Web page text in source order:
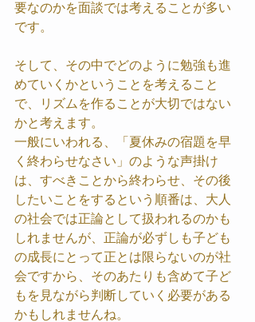
要なのかを面談では考えることが多い
です。
そして、その中でどのように勉強も進
めていくかということを考えること
で、リズムを作ることが大切ではない
かと考えます。
一般にいわれる、「夏休みの宿題を早
く終わらせなさい」のような声掛け
は、すべきことから終わらせ、その後
したいことをするという順番は、大人
の社会では正論として扱われるのかも
しれませんが、正論が必ずしも子ども
の成長にとって正とは限らないのが社
会ですから、そのあたりも含めて子ど
もを見ながら判断していく必要がある
かもしれませんね。